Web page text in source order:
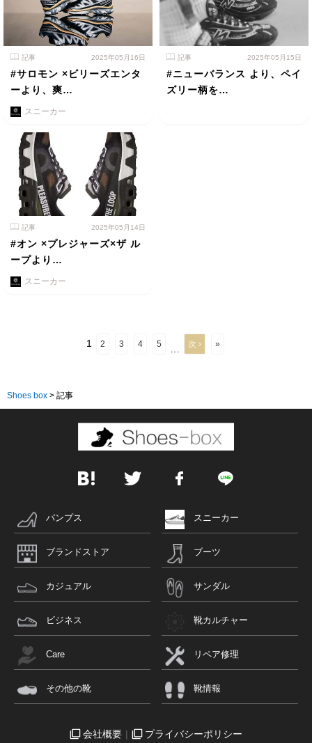
記事 2025年05月16日
#サロモン ×ビリーズエンタ
ーより、爽…
スニーカー
記事 2025年05月15日
#ニューバランス より、ペイ
ズリー柄を…
記事 2025年05月14日
#オン ×プレジャーズ×ザ ル
ープより…
スニーカー
1 2 3 4 5 次 › »
Shoes box > 記事
パンプス スニーカー
ブランドストア ブーツ
カジュアル サンダル
ビジネス 靴カルチャー
Care リペア修理
その他の靴 靴情報
会社概要 プライバシーポリシー